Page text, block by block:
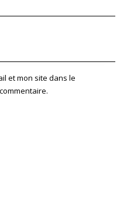
et mon site dans le